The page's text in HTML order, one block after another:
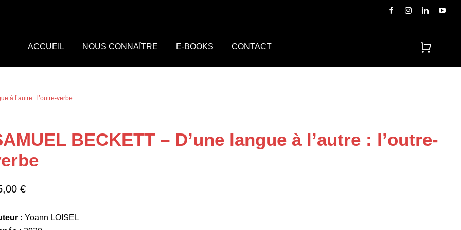
ACCUEIL NOUS CONNAÎTRE E-BOOKS CONTACT
à l’autre : l’outre-verbe
BECKETT – D’une langue à l’autre : l’outre-
€
: Yoann LOISEL